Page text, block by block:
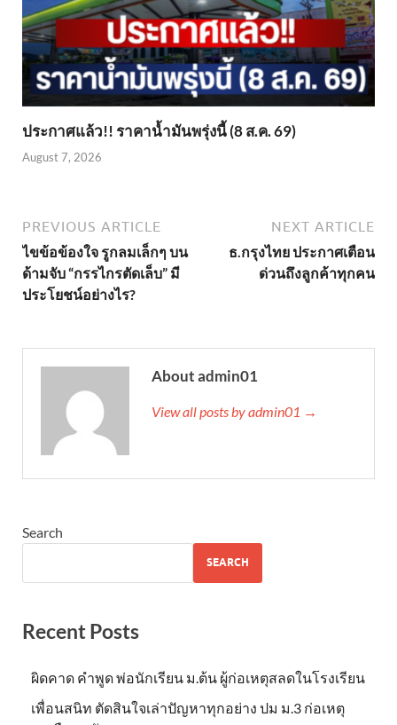
ประกาศแล้ว!! ราคาน้ำมันพรุ่งนี้ (8 ส.ค. 69)
August 7, 2026
PREVIOUS ARTICLE
ไขข้อข้องใจ รูกลมเล็กๆ บน
ด้ามจับ “กรรไกรตัดเล็บ” มี
ประโยชน์อย่างไร?
NEXT ARTICLE
ธ.กรุงไทย ประกาศเตือน
ด่วนถึงลูกค้าทุกคน
About admin01
View all posts by admin01 →
Search
SEARCH
Recent Posts
ผิดคาด คำพูด พ่อนักเรียน ม.ต้น ผู้ก่อเหตุสลดในโรงเรียน
เพื่อนสนิท ตัดสินใจเล่าปัญหาทุกอย่าง ปม ม.3 ก่อเหตุ